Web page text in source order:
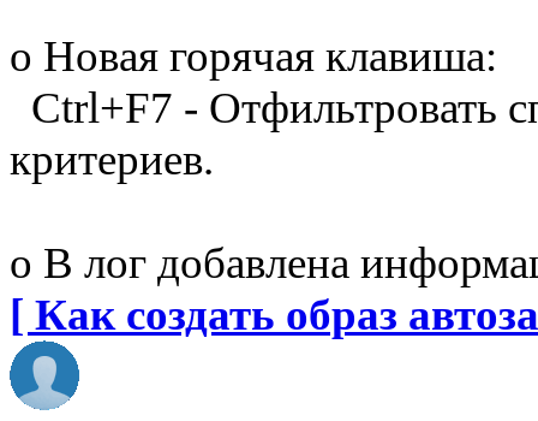
o Новая горячая клавиша:
Ctrl+F7 - Отфильтровать
критериев.
o В лог добавлена
[ Как создать образ